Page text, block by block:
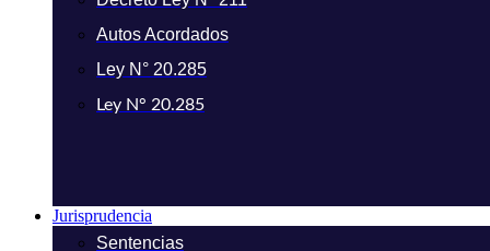
Autos Acordados
Ley N° 20.285
Ley N° 20.285
Jurisprudencia
Sentencias